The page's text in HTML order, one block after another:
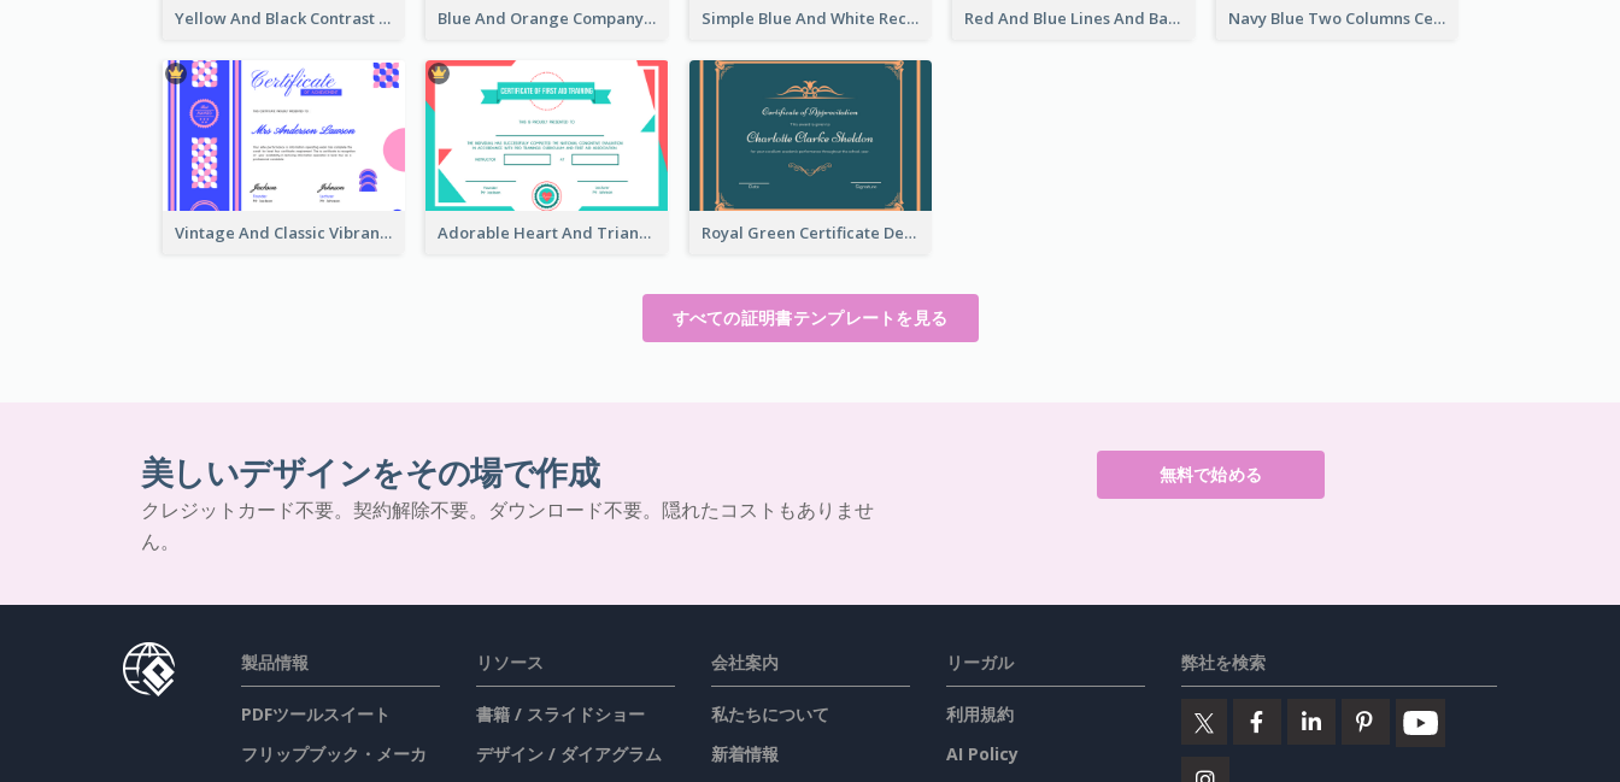
Yellow And Black Contrast Simple Certificate Blue And Orange Company Triangles With Badge Certificate Simple Blue And White Rectangle Certificate Red And Blue Lines And Badge Completion Certificate Navy Blue Two Columns Certificate Design Idea
Vintage And Classic Vibrant Certificate Design Ideas Adorable Heart And Triangles Certificate Design Template Royal Green Certificate Design For Appreciation
すべての証明書テンプレートを見る
美しいデザインをその場で作成
クレジットカード不要。契約解除不要。ダウンロード不要。隠れたコストもありませ
ん。
無料で始める
製品情報
PDFツールスイート
フリップブック・メーカ
リソース
書籍 / スライドショー
デザイン / ダイアグラム
会社案内
私たちについて
新着情報
リーガル
利用規約
AI Policy
弊社を検索